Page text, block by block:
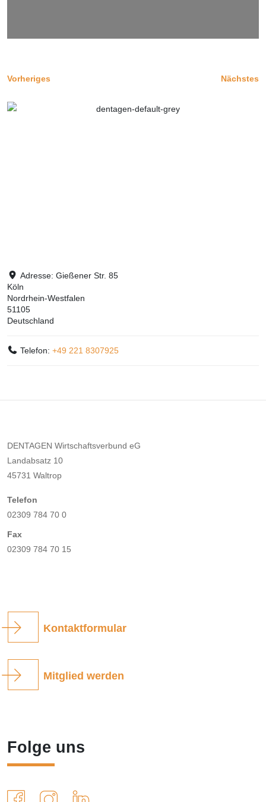
Vorheriges Nächstes
Adresse:Gießener Str. 85
Köln
Nordrhein-Westfalen
51105
Deutschland
Telefon:+49 221 8307925
DENTAGEN Wirtschaftsverbund eG
Landabsatz 10
45731 Waltrop
Telefon
02309 784 70 0
Fax
02309 784 70 15
Kontaktformular
Mitglied werden
Folge uns